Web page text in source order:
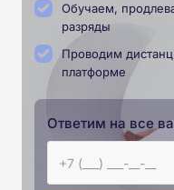
Обучаем,
разряды
Проводим
платформе
Ответим на все